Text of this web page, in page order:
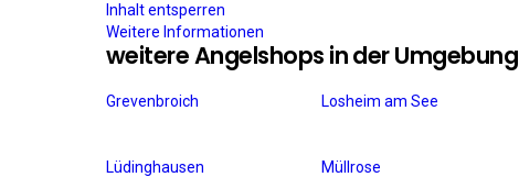
Inhalt entsperren
Weitere Informationen
weitere Angelshops in der Umgebung
Grevenbroich Losheim am See
Lüdinghausen Müllrose